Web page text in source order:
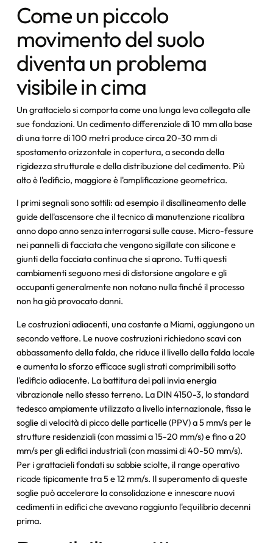
Come un piccolo
movimento del suolo
diventa un problema
visibile in cima
Un grattacielo si comporta come una lunga leva collegata alle
sue fondazioni. Un cedimento differenziale di 10 mm alla base
di una torre di 100 metri produce circa 20-30 mm di
spostamento orizzontale in copertura, a seconda della
rigidezza strutturale e della distribuzione del cedimento. Più
alto è l'edificio, maggiore è l'amplificazione geometrica.
I primi segnali sono sottili: ad esempio il disallineamento delle
guide dell'ascensore che il tecnico di manutenzione ricalibra
anno dopo anno senza interrogarsi sulle cause. Micro-fessure
nei pannelli di facciata che vengono sigillate con silicone e
giunti della facciata continua che si aprono. Tutti questi
cambiamenti seguono mesi di distorsione angolare e gli
occupanti generalmente non notano nulla finché il processo
non ha già provocato danni.
Le costruzioni adiacenti, una costante a Miami, aggiungono un
secondo vettore. Le nuove costruzioni richiedono scavi con
abbassamento della falda, che riduce il livello della falda locale
e aumenta lo sforzo efficace sugli strati comprimibili sotto
l'edificio adiacente. La battitura dei pali invia energia
vibrazionale nello stesso terreno. La DIN 4150-3, lo standard
tedesco ampiamente utilizzato a livello internazionale, fissa le
soglie di velocità di picco delle particelle (PPV) a 5 mm/s per le
strutture residenziali (con massimi a 15-20 mm/s) e fino a 20
mm/s per gli edifici industriali (con massimi di 40-50 mm/s).
Per i grattacieli fondati su sabbie sciolte, il range operativo
ricade tipicamente tra 5 e 12 mm/s. Il superamento di queste
soglie può accelerare la consolidazione e innescare nuovi
cedimenti in edifici che avevano raggiunto l'equilibrio decenni
prima.